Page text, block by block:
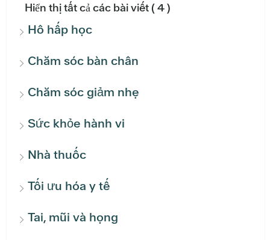
Hiển thị tất cả các bài viết( 4 )
Hô hấp học
Chăm sóc bàn chân
Chăm sóc giảm nhẹ
Sức khỏe hành vi
Nhà thuốc
Tối ưu hóa y tế
Tai, mũi và họng